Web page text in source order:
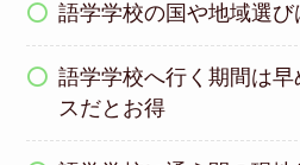
語学学校の国や地域選
語学学校へ行く期間は
スだとお得